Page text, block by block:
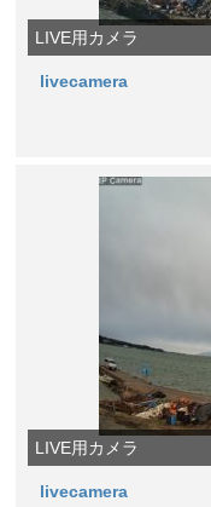
LIVE用カメラ
livecamera
LIVE用カメラ
livecamera